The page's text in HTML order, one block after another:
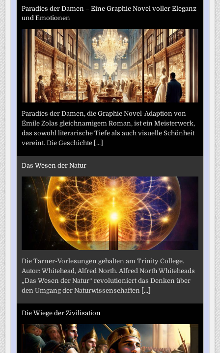
Paradies der Damen – Eine Graphic Novel voller Eleganz
und Emotionen
Paradies der Damen, die Graphic Novel-Adaption von
Émile Zolas gleichnamigem Roman, ist ein Meisterwerk,
das sowohl literarische Tiefe als auch visuelle Schönheit
vereint. Die Geschichte [...]
Das Wesen der Natur
Die Tarner-Vorlesungen gehalten am Trinity College.
Autor: Whitehead, Alfred North. Alfred North Whiteheads
„Das Wesen der Natur“ revolutioniert das Denken über
den Umgang der Naturwissenschaften [...]
Die Wiege der Zivilisation